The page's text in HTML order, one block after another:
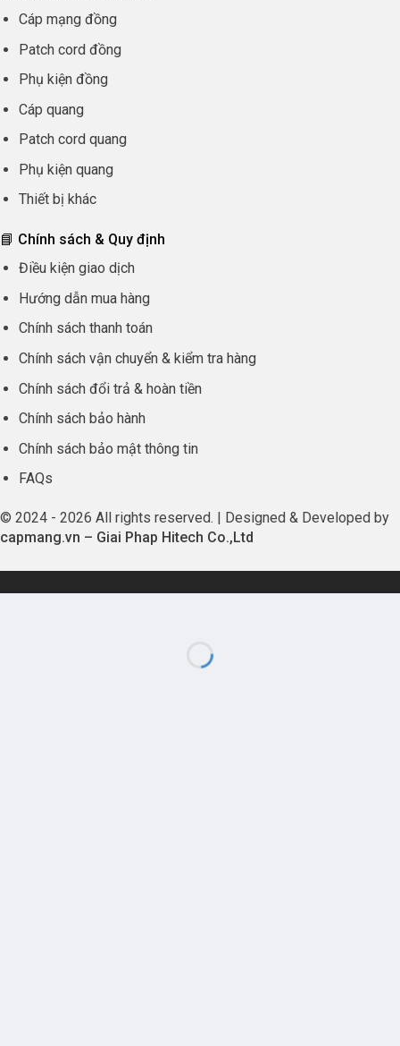
Cáp mạng đồng
Patch cord đồng
Phụ kiện đồng
Cáp quang
Patch cord quang
Phụ kiện quang
Thiết bị khác
📘 Chính sách & Quy định
Điều kiện giao dịch
Hướng dẫn mua hàng
Chính sách thanh toán
Chính sách vận chuyển & kiểm tra hàng
Chính sách đổi trả & hoàn tiền
Chính sách bảo hành
Chính sách bảo mật thông tin
FAQs
© 2024 - 2026 All rights reserved. | Designed & Developed by
capmang.vn – Giai Phap Hitech Co.,Ltd